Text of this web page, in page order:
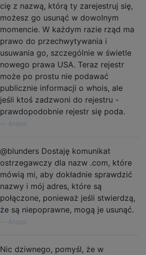
cię z nazwą, którą ty zarejestruj się,
możesz go usunąć w dowolnym
momencie. W każdym razie rząd ma
prawo do przechwytywania i
usuwania go, szczególnie w świetle
nowego prawa USA. Teraz rejestr
może po prostu nie podawać
publicznie informacji o whois, ale
jeśli ktoś zadzwoni do rejestru -
prawdopodobnie rejestr się poda.
Aristos
@blunders Dostaję komunikat
ostrzegawczy dla nazw .com, które
mówią mi, aby dokładnie sprawdzić
nazwy i mój adres, które są
połączone, ponieważ jeśli stwierdzą,
że są niepoprawne, mogą je usunąć.
Aristos
Nic dziwnego, pomyśl, że w